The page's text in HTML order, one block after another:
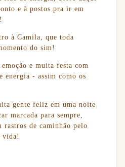
e à postos pra ir em
à Camila, que toda
do sim!
e muita festa com
energia - assim como os
gente feliz em uma noite
marcada para sempre,
rastros de caminhão pelo
vida!